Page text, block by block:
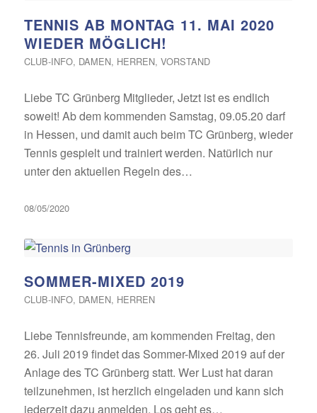
TENNIS AB MONTAG 11. MAI 2020
WIEDER MÖGLICH!
CLUB-INFO, DAMEN, HERREN, VORSTAND
Liebe TC Grünberg Mitglieder, Jetzt ist es endlich
soweit! Ab dem kommenden Samstag, 09.05.20 darf
in Hessen, und damit auch beim TC Grünberg, wieder
Tennis gespielt und trainiert werden. Natürlich nur
unter den aktuellen Regeln des…
08/05/2020
SOMMER-MIXED 2019
CLUB-INFO, DAMEN, HERREN
Liebe Tennisfreunde, am kommenden Freitag, den
26. Juli 2019 findet das Sommer-Mixed 2019 auf der
Anlage des TC Grünberg statt. Wer Lust hat daran
teilzunehmen, ist herzlich eingeladen und kann sich
jederzeit dazu anmelden. Los geht es…